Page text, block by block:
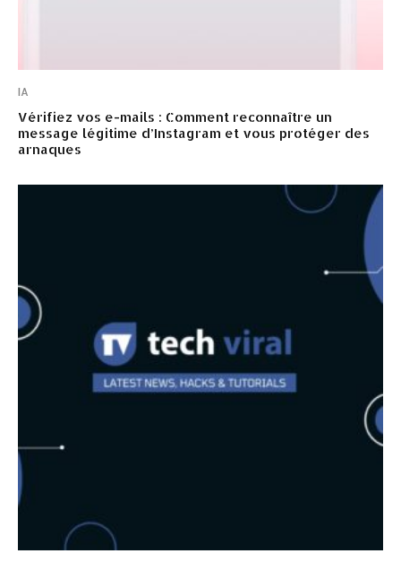
IA
Vérifiez vos e-mails : Comment reconnaître un
message légitime d’Instagram et vous protéger des
arnaques